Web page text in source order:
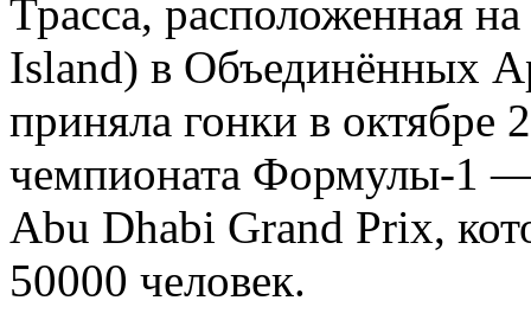
Трасса, расположенная
Island) в Объединённых
приняла гонки в октябре
чемпионата Формулы-1
Abu Dhabi Grand Prix,
50000 человек.